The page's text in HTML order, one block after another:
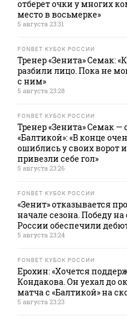
отберет очки у многих
место в восьмерке»
5 августа 23:31
FONBET КУБОК РОССИИ
Тренер «Зенита» Семак:
разбили лицо. Пока не
с ним»
5 августа 23:28
FONBET КУБОК РОССИИ
Тренер «Зенита» Семак —
«Балтикой»: «В конце
ошиблись у своих ворот
привезли себе гол»
5 августа 23:26
FONBET КУБОК РОССИИ
«Зенит» отказывается
начале сезона. Победу на
России обеспечили
5 августа 23:24
FONBET КУБОК РОССИИ
Ерохин: «Хочется
Кондакова. Он уехал до
матча с «Балтикой» на
5 августа 23:23